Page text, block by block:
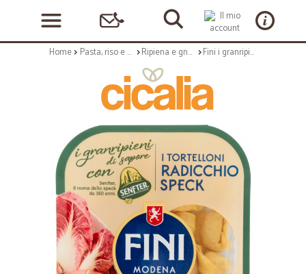
Home Pasta, riso e cerali Ripiena e gnocchi Fini i granripieni di sapore i Tortelloni Radicchio Speck 250 gr.